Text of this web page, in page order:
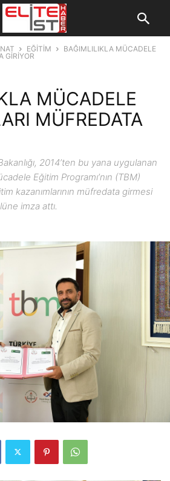
EĞİTİM
BAĞIMLILIKLA MÜCADELE
GİRİYOR
MÜCADELE
MÜFREDATA
2014’ten bu yana uygulanan
Eğitim Programı’nın (TBM)
kazanımlarının müfredata girmesi
imza attı.